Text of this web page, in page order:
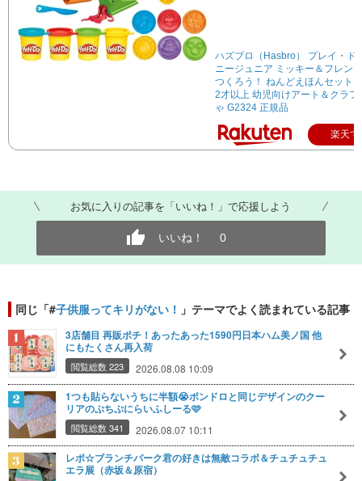
ハズブロ（Hasbro） プレイ・ド
ニージュニア ミッキー＆フレン
つくろう！ ねんどえほんセット
2才以上 幼児向けアート＆クラフ
ゃ G2324 正規品
楽天で
お気に入りの記事を「いいね！」で応援しよう
いいね！ 0
同じ「#子供服ってキリがない！ 」テーマでよく読まれている記事
3店舗目 再販ポチ！あったあった1590円日本ハム美ノ国 他
にもたくさん再入荷
閲覧総数 223 2026.08.08 10:09
1つも貼らないうちに半額😭ボンドロと同じデザインのクー
リアのぷちぷにらいふしーる🩷
閲覧総数 341 2026.08.07 10:11
レポ☆ブランチパーク君の好きは無敵コラボ＆チュチュチュ
エラ展（赤坂＆原宿）